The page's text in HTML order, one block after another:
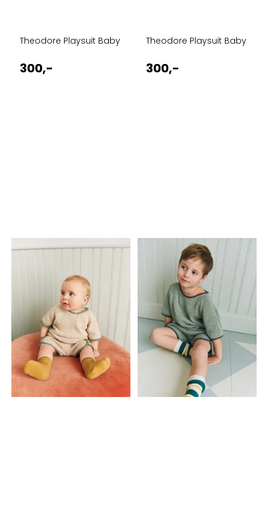
Theodore Playsuit Baby
300,-
Theodore Playsuit Baby
300,-